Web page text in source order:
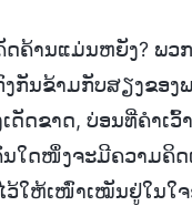
ຄ້ານແມ່ນຫຍັງ? ພວກ
ກັນຂ້າມກັບສຽງຂອງພ
ດັດຂາດ, ບ່ອນທີ່ຄຳເວົ້
ນໃດໜຶ່ງຈະມີຄວາມຄິ
ວ້ໃຫ້ເໜົ່າເໝັນຢູ່ໃນໃ